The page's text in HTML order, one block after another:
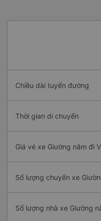
Chiều dài tuyến đường
Thời gian di chuyển
Giá vé xe Giường nằm đi
Số lượng chuyến xe
Số lượng nhà xe Giường